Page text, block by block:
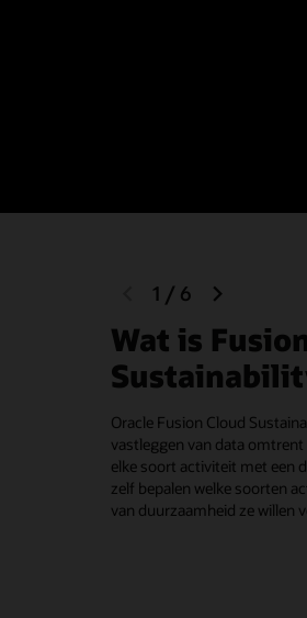
Sustainability
previous
slide
1 / 6
Wat is
Oracle Fusion Cloud
vastleggen van data
elke soort activiteit met een
zelf bepalen welke soorten
van duurzaamheid ze willen